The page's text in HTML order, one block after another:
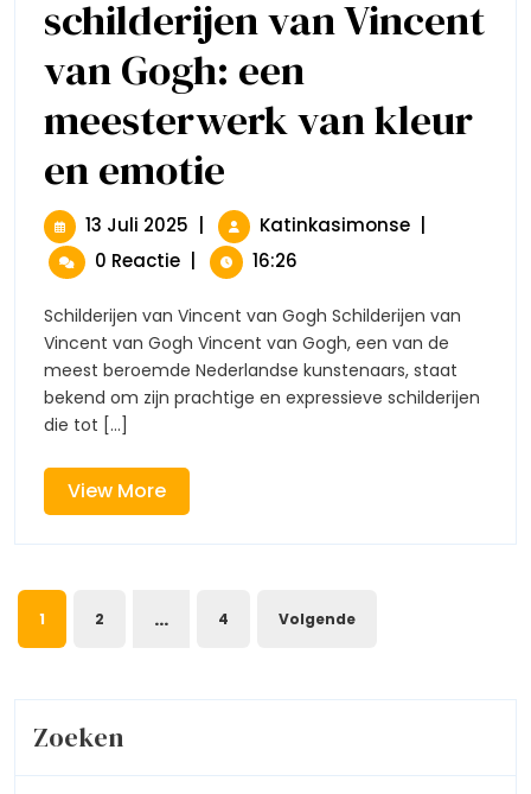
schilderijen van Vincent
van Gogh: een
meesterwerk van kleur
en emotie
Van
Vincent
Van
Een
Meesterwerk
Van
Kleur
En
13 Juli 2025 13
Juli
2025
| KatinkasimonseDe
Vincent
Van
Gogh:
Een
|
0 Reactie | 16:26
Schilderijen van Vincent van Gogh Schilderijen van
Vincent van Gogh Vincent van Gogh, een van de
meest beroemde Nederlandse kunstenaars, staat
bekend om zijn prachtige en expressieve schilderijen
die tot [...]
View MoreView
More
Berichtnavigatie
1 2 … 4 Volgende
Zoeken